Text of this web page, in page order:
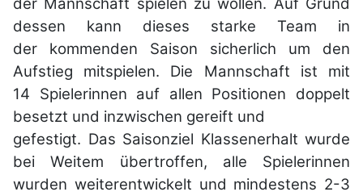
dessen kann dieses starke Team in
der kommenden Saison sicherlich um den
Aufstieg mitspielen. Die Mannschaft ist mit
14 Spielerinnen auf allen Positionen doppelt
besetzt und inzwischen gereift und
gefestigt. Das Saisonziel Klassenerhalt wurde
bei Weitem übertroffen, alle Spielerinnen
wurden weiterentwickelt und mindestens 2-3